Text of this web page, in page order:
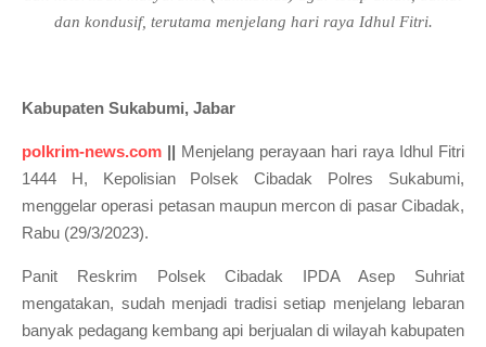
dan kondusif, terutama menjelang hari raya Idhul Fitri.
Kabupaten Sukabumi, Jabar
polkrim-news.com || Menjelang perayaan hari raya Idhul Fitri
1444 H, Kepolisian Polsek Cibadak Polres Sukabumi,
menggelar operasi petasan maupun mercon di pasar Cibadak,
Rabu (29/3/2023).
Panit Reskrim Polsek Cibadak IPDA Asep Suhriat
mengatakan, sudah menjadi tradisi setiap menjelang lebaran
banyak pedagang kembang api berjualan di wilayah kabupaten